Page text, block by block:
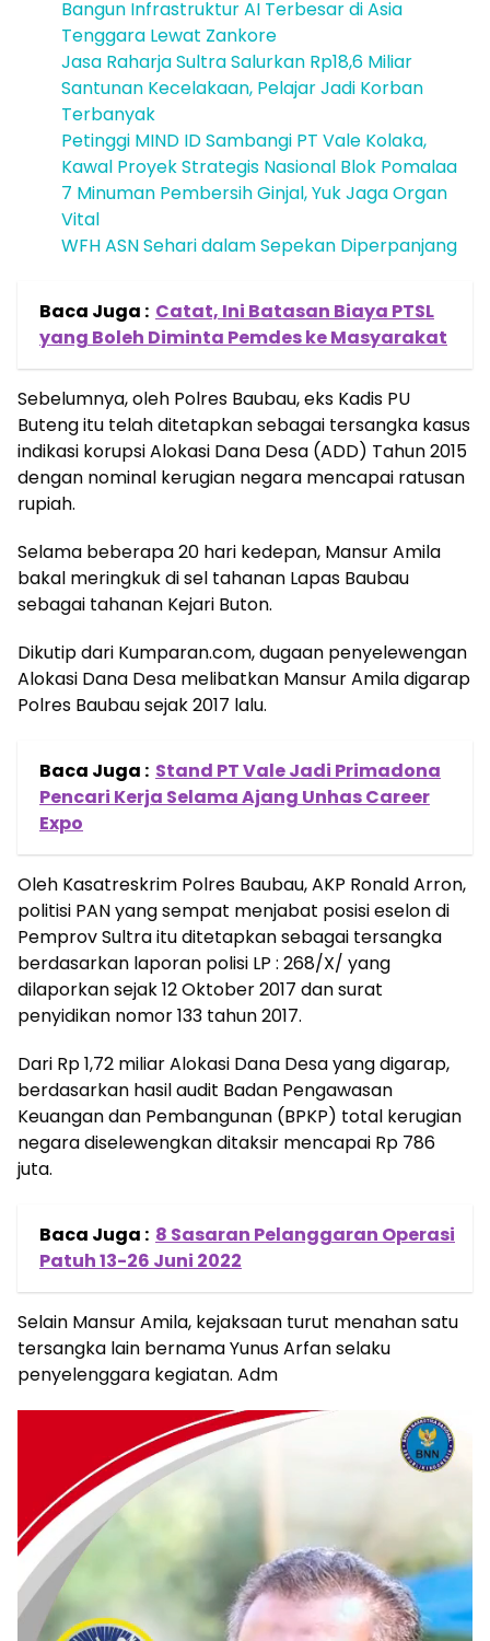
Bangun Infrastruktur AI Terbesar di Asia
Tenggara Lewat Zankore
Jasa Raharja Sultra Salurkan Rp18,6 Miliar
Santunan Kecelakaan, Pelajar Jadi Korban
Terbanyak
Petinggi MIND ID Sambangi PT Vale Kolaka,
Kawal Proyek Strategis Nasional Blok Pomalaa
7 Minuman Pembersih Ginjal, Yuk Jaga Organ
Vital
WFH ASN Sehari dalam Sepekan Diperpanjang
Baca Juga : Catat, Ini Batasan Biaya PTSL
yang Boleh Diminta Pemdes ke Masyarakat
Sebelumnya, oleh Polres Baubau, eks Kadis PU
Buteng itu telah ditetapkan sebagai tersangka kasus
indikasi korupsi Alokasi Dana Desa (ADD) Tahun 2015
dengan nominal kerugian negara mencapai ratusan
rupiah.
Selama beberapa 20 hari kedepan, Mansur Amila
bakal meringkuk di sel tahanan Lapas Baubau
sebagai tahanan Kejari Buton.
Dikutip dari Kumparan.com, dugaan penyelewengan
Alokasi Dana Desa melibatkan Mansur Amila digarap
Polres Baubau sejak 2017 lalu.
Baca Juga : Stand PT Vale Jadi Primadona
Pencari Kerja Selama Ajang Unhas Career
Expo
Oleh Kasatreskrim Polres Baubau, AKP Ronald Arron,
politisi PAN yang sempat menjabat posisi eselon di
Pemprov Sultra itu ditetapkan sebagai tersangka
berdasarkan laporan polisi LP : 268/X/ yang
dilaporkan sejak 12 Oktober 2017 dan surat
penyidikan nomor 133 tahun 2017.
Dari Rp 1,72 miliar Alokasi Dana Desa yang digarap,
berdasarkan hasil audit Badan Pengawasan
Keuangan dan Pembangunan (BPKP) total kerugian
negara diselewengkan ditaksir mencapai Rp 786
juta.
Baca Juga : 8 Sasaran Pelanggaran Operasi
Patuh 13-26 Juni 2022
Selain Mansur Amila, kejaksaan turut menahan satu
tersangka lain bernama Yunus Arfan selaku
penyelenggara kegiatan. Adm